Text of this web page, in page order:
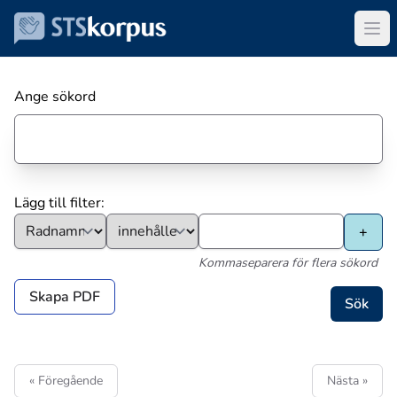
Ange sökord
Lägg till filter:
Kommaseparera för flera sökord
Skapa PDF
« Föregående Nästa »